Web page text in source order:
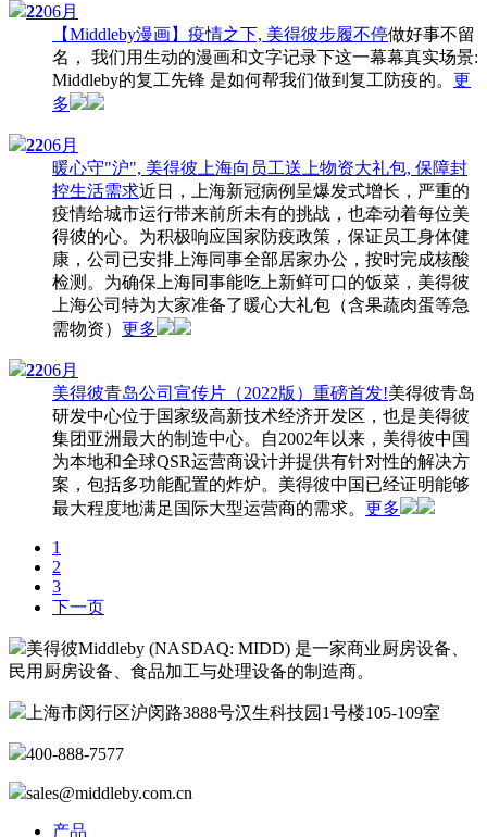
2206月
【Middleby漫画】疫情之下, 美得彼步履不停做好事不留
名， 我们用生动的漫画和文字记录下这一幕幕真实场景:
Middleby的复工先锋 是如何帮我们做到复工防疫的。 更
多
2206月
暖心守"沪", 美得彼上海向员工送上物资大礼包, 保障封
控生活需求近日，上海新冠病例呈爆发式增长，严重的
疫情给城市运行带来前所未有的挑战，也牵动着每位美
得彼的心。为积极响应国家防疫政策，保证员工身体健
康，公司已安排上海同事全部居家办公，按时完成核酸
检测。为确保上海同事能吃上新鲜可口的饭菜，美得彼
上海公司特为大家准备了暖心大礼包（含果蔬肉蛋等急
需物资） 更多
2206月
美得彼青岛公司宣传片（2022版）重磅首发!美得彼青岛
研发中心位于国家级高新技术经济开发区，也是美得彼
集团亚洲最大的制造中心。自2002年以来，美得彼中国
为本地和全球QSR运营商设计并提供有针对性的解决方
案，包括多功能配置的炸炉。美得彼中国已经证明能够
最大程度地满足国际大型运营商的需求。 更多
1
2
3
下一页
美得彼Middleby (NASDAQ: MIDD) 是一家商业厨房设备、
民用厨房设备、食品加工与处理设备的制造商。
上海市闵行区沪闵路3888号汉生科技园1号楼105-109室
400-888-7577
sales@middleby.com.cn
产品